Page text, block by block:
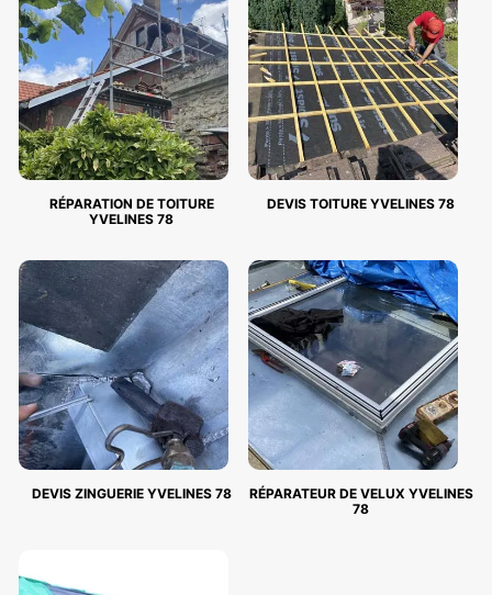
RÉPARATION DE TOITURE
YVELINES 78
DEVIS TOITURE YVELINES 78
DEVIS ZINGUERIE YVELINES 78
RÉPARATEUR DE VELUX YVELINES
78